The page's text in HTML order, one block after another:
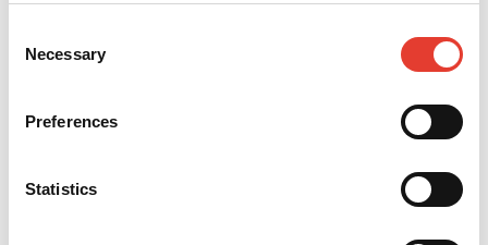
Selection
Necessary
Preferences
Statistics
当社の100％電動式業務用ロボット芝刈機に切り替